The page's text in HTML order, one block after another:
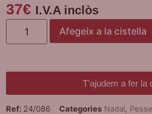
37€ I.V.A inclòs
Afegeix a la cistella
T'ajudem a fer la
Ref: 24/086 Categories Nadal